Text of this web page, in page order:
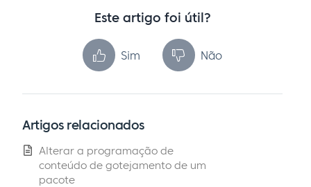
Este artigo foi útil?
Sim Não
Artigos relacionados
Alterar a programação de
conteúdo de gotejamento de um
pacote